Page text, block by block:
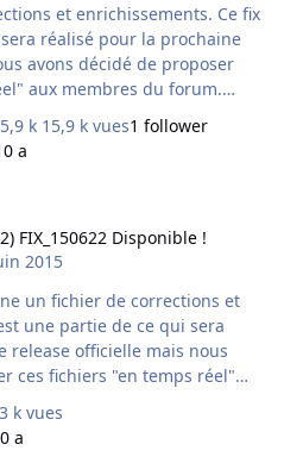
et enrichissements. Ce fix
réalisé pour la prochaine
avons décidé de proposer
aux membres du forum.
et ce FIX n'est pas un
horizontaux et des
du bassin d'arcachon par un
activer les deux
d'arcachon, il suffit de
p…
15,9 k vues1 follower
a
FIX_150622 Disponible !
2015
un fichier de corrections et
release officielle mais nous
ces fichiers "en temps réel"
est donc manuelle
note: -
à LFCS - correction de
3 k vues
a